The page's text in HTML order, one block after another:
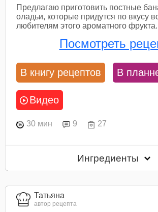
Предлагаю приготовить постные
оладьи, которые придутся по вкусу
любителям этого ароматного фрукта.
Посмотреть
В книгу рецептов В
Видео
30 мин 9 27
Ингредиенты
Татьяна
автор рецепта